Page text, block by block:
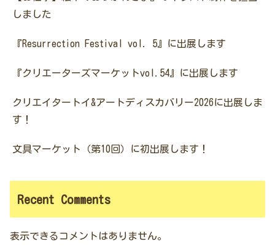
しました
『Resurrection Festival vol. 5』に出展します
『クリエーターズマーケットvol.54』に出展します
クリエイタートイ&アートディスカバリー2026に出展しま
す！
文具マーケット（第10回）に初出展します！
Recent Comments
表示できるコメントはありません。